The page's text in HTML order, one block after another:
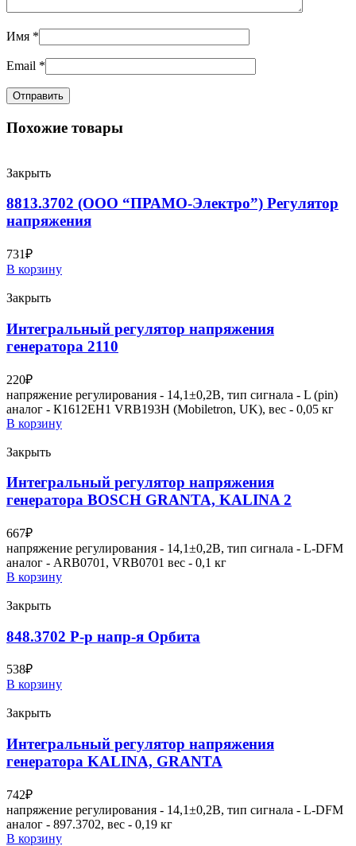
Имя *
Email *
Похожие товары
Закрыть
8813.3702 (ООО “ПРАМО-Электро”) Регулятор
напряжения
731₽
В корзину
Закрыть
Интегральный регулятор напряжения
генератора 2110
220₽
напряжение регулирования - 14,1±0,2В, тип сигнала - L (pin)
аналог - К1612ЕН1 VRB193H (Mobiletron, UK), вес - 0,05 кг
В корзину
Закрыть
Интегральный регулятор напряжения
генератора BOSCH GRANTA, KALINA 2
667₽
напряжение регулирования - 14,1±0,2В, тип сигнала - L-DFM
аналог - ARB0701, VRB0701 вес - 0,1 кг
В корзину
Закрыть
848.3702 Р-р напр-я Орбита
538₽
В корзину
Закрыть
Интегральный регулятор напряжения
генератора KALINA, GRANTA
742₽
напряжение регулирования - 14,1±0,2В, тип сигнала - L-DFM
аналог - 897.3702, вес - 0,19 кг
В корзину